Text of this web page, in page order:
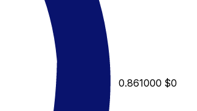
0.861000 $0